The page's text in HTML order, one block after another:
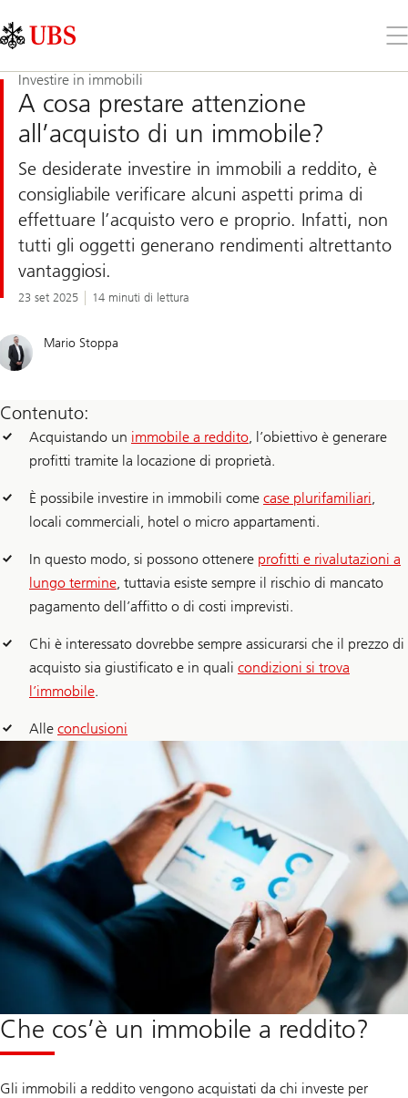
Links
Area
il
Investire in immobili
A cosa prestare attenzione
all’acquisto di un immobile?
Se desiderate investire in immobili a reddito, è
consigliabile verificare alcuni aspetti prima di
effettuare l’acquisto vero e proprio. Infatti, non
tutti gli oggetti generano rendimenti altrettanto
vantaggiosi.
23 set 2025 14 minuti di lettura
Mario Stoppa
Contenuto:
Acquistando un immobile a reddito, l’obiettivo è generare
profitti tramite la locazione di proprietà.
È possibile investire in immobili come case plurifamiliari,
locali commerciali, hotel o micro appartamenti.
In questo modo, si possono ottenere profitti e rivalutazioni a
lungo termine, tuttavia esiste sempre il rischio di mancato
pagamento dell’affitto o di costi imprevisti.
Chi è interessato dovrebbe sempre assicurarsi che il prezzo di
acquisto sia giustificato e in quali condizioni si trova
l’immobile.
Alle conclusioni
Che cos’è un immobile a reddito?
Gli immobili a reddito vengono acquistati da chi investe per